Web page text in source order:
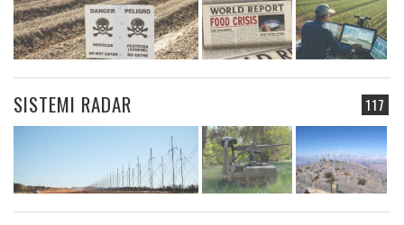
117
SISTEMI RADAR